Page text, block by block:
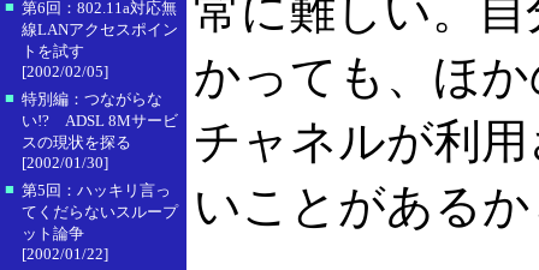
■ 第6回：802.11a対応無
線LANアクセスポイン
トを試す
[2002/02/05]
■ 特別編：つながらな
い!? ADSL 8Mサービ
スの現状を探る
[2002/01/30]
■ 第5回：ハッキリ言っ
てくだらないスループ
ット論争
[2002/01/22]
常に難しい。
かっても、ほ
チャネルが利
いことがある